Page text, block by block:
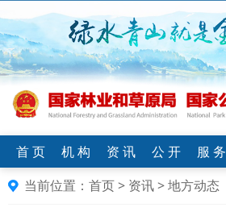
首 页 机 构 资 讯 公 开 服 务
当前位置： 首页> 资讯>地方动态